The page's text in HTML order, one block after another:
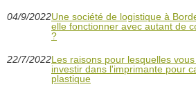
04/9/2022Une société de logistique à
elle fonctionner avec autant de
?
22/7/2022Les raisons pour lesquelles
investir dans l'imprimante pour
plastique